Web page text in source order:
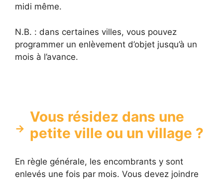
midi même.
N.B. : dans certaines villes, vous pouvez
programmer un enlèvement d’objet jusqu’à un
mois à l’avance.
Vous résidez dans une
petite ville ou un village ?
En règle générale, les encombrants y sont
enlevés une fois par mois. Vous devez joindre